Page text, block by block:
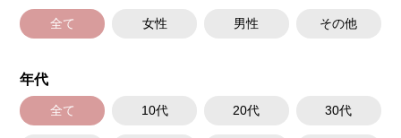
全て 女性 男性 その他
年代
全て 10代 20代 30代